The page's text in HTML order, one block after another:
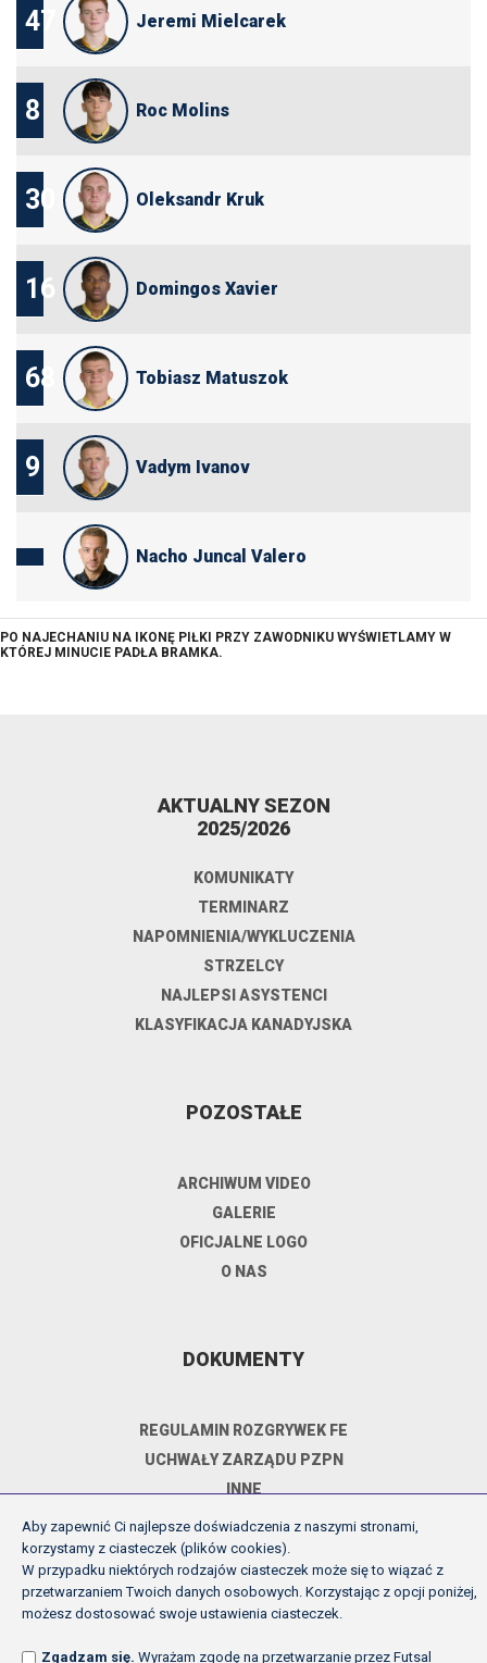
47 Jeremi Mielcarek
8 Roc Molins
30 Oleksandr Kruk
16 Domingos Xavier
68 Tobiasz Matuszok
9 Vadym Ivanov
Nacho Juncal Valero
PO NAJECHANIU NA IKONĘ PIŁKI PRZY ZAWODNIKU WYŚWIETLAMY W
KTÓREJ MINUCIE PADŁA BRAMKA.
AKTUALNY SEZON
2025/2026
KOMUNIKATY
TERMINARZ
NAPOMNIENIA/WYKLUCZENIA
STRZELCY
NAJLEPSI ASYSTENCI
KLASYFIKACJA KANADYJSKA
POZOSTAŁE
ARCHIWUM VIDEO
GALERIE
OFICJALNE LOGO
O NAS
DOKUMENTY
REGULAMIN ROZGRYWEK FE
UCHWAŁY ZARZĄDU PZPN
INNE
POLITYKA PRYWATNOŚCI
Copyright (c) Futsal Ekstraklasa 2026
Aby zapewnić Ci najlepsze doświadczenia z naszymi stronami,
korzystamy z ciasteczek (plików cookies).
W przypadku niektórych rodzajów ciasteczek może się to wiązać z
przetwarzaniem Twoich danych osobowych. Korzystając z opcji poniżej,
możesz dostosować swoje ustawienia ciasteczek.
Zgadzam się. Wyrażam zgodę na przetwarzanie przez Futsal